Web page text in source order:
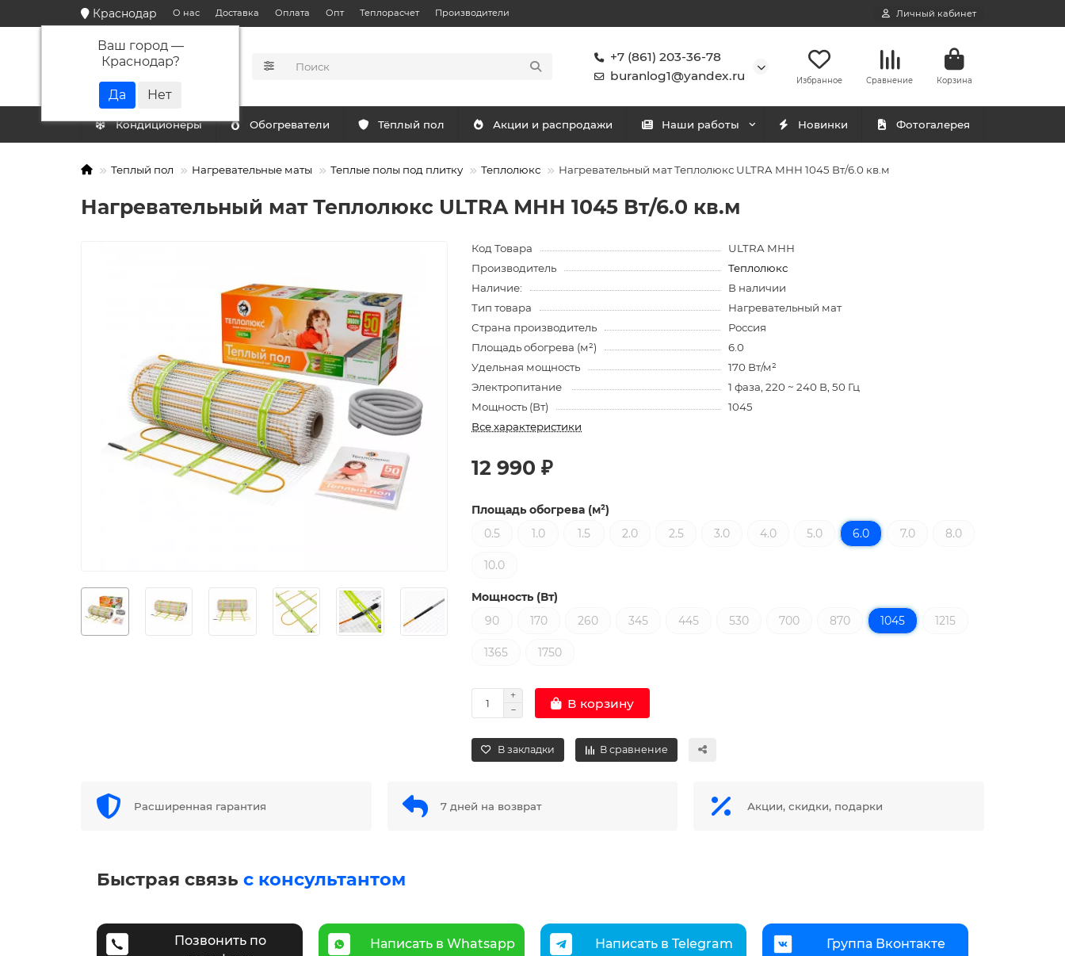
Краснодар
Ваш город —
Краснодар?
О нас Доставка Оплата Опт Теплорасчет Производители Личный кабинет
КАТАЛОГ
+7 (861) 203-36-78
buranlog1@yandex.ru
Избранное Сравнение Корзина
Кондиционеры Обогреватели Тёплый пол Акции и распродажи Наши работы Новинки Фотогалерея
Теплый пол Нагревательные маты Теплые полы под плитку Теплолюкс Нагревательный мат Теплолюкс ULTRA МНН 1045 Вт/6.0 кв.м
Нагревательный мат Теплолюкс ULTRA МНН 1045 Вт/6.0 кв.м
Код Товара
ULTRA МНН
Производитель
Теплолюкс
Наличие:
В наличии
Тип товара
Нагревательный мат
Страна производитель
Россия
Площадь обогрева (м²)
6.0
Удельная мощность
170 Вт/м²
Электропитание
1 фаза, 220 ~ 240 В, 50 Гц
Мощность (Вт)
1045
Все характеристики
12 990 ₽
Площадь обогрева (м²)
0.5
1.0 1.5 2.0 2.5 3.0 4.0 5.0 6.0 7.0 8.0
10.0
Мощность (Вт)
90
170 260 345 445 530 700 870 1045 1215
1365 1750
В корзину
В закладки В сравнение
Расширенная гарантия 7 дней на возврат Акции, скидки, подарки
Быстрая связь с консультантом
Позвонить по
Написать в Whatsapp Написать в Telegram Группа Вконтакте